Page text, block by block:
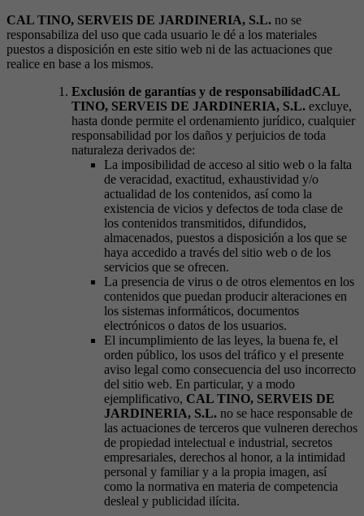
CAL TINO, SERVEIS DE JARDINERIA, S.L. no se
responsabiliza del uso que cada usuario le dé a los materiales
puestos a disposición en este sitio web ni de las actuaciones que
realice en base a los mismos.
Exclusión de garantías y de responsabilidadCAL
TINO, SERVEIS DE JARDINERIA, S.L. excluye,
hasta donde permite el ordenamiento jurídico, cualquier
responsabilidad por los daños y perjuicios de toda
naturaleza derivados de:
La imposibilidad de acceso al sitio web o la falta
de veracidad, exactitud, exhaustividad y/o
actualidad de los contenidos, así como la
existencia de vicios y defectos de toda clase de
los contenidos transmitidos, difundidos,
almacenados, puestos a disposición a los que se
haya accedido a través del sitio web o de los
servicios que se ofrecen.
La presencia de virus o de otros elementos en los
contenidos que puedan producir alteraciones en
los sistemas informáticos, documentos
electrónicos o datos de los usuarios.
El incumplimiento de las leyes, la buena fe, el
orden público, los usos del tráfico y el presente
aviso legal como consecuencia del uso incorrecto
del sitio web. En particular, y a modo
ejemplificativo, CAL TINO, SERVEIS DE
JARDINERIA, S.L. no se hace responsable de
las actuaciones de terceros que vulneren derechos
de propiedad intelectual e industrial, secretos
empresariales, derechos al honor, a la intimidad
personal y familiar y a la propia imagen, así
como la normativa en materia de competencia
desleal y publicidad ilícita.